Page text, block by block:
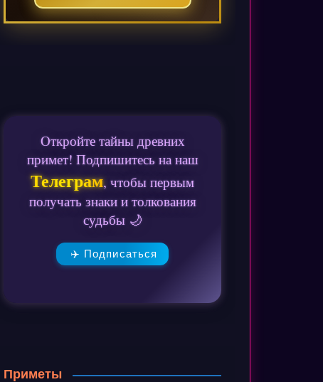
Откройте тайны древних
примет! Подпишитесь на наш
Телеграм, чтобы первым
получать знаки и толкования
судьбы 🌙
✈️ Подписаться
Приметы